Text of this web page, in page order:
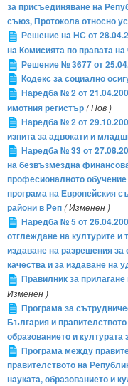
за присъединяване на
съюз, Протокола относно
Решение на НС от
на Комисията по правата
Решение № 3677 от
Кодекс за социално
Наредба № 2 от
имотния регистър( Нов )
Наредба № 2 от
изпита за адвокати и
Наредба № 33 от
на безвъзмездна
професионалното
програма на Европейския
райони в Реп( Изменен )
Наредба № 5 от
отглеждане на културите и
издаване на разрешения за
качества и за издаване на
Правилник за
Изменен )
Програма за
България и
образованието и културата
Програма между
правителството на
науката, образованието и